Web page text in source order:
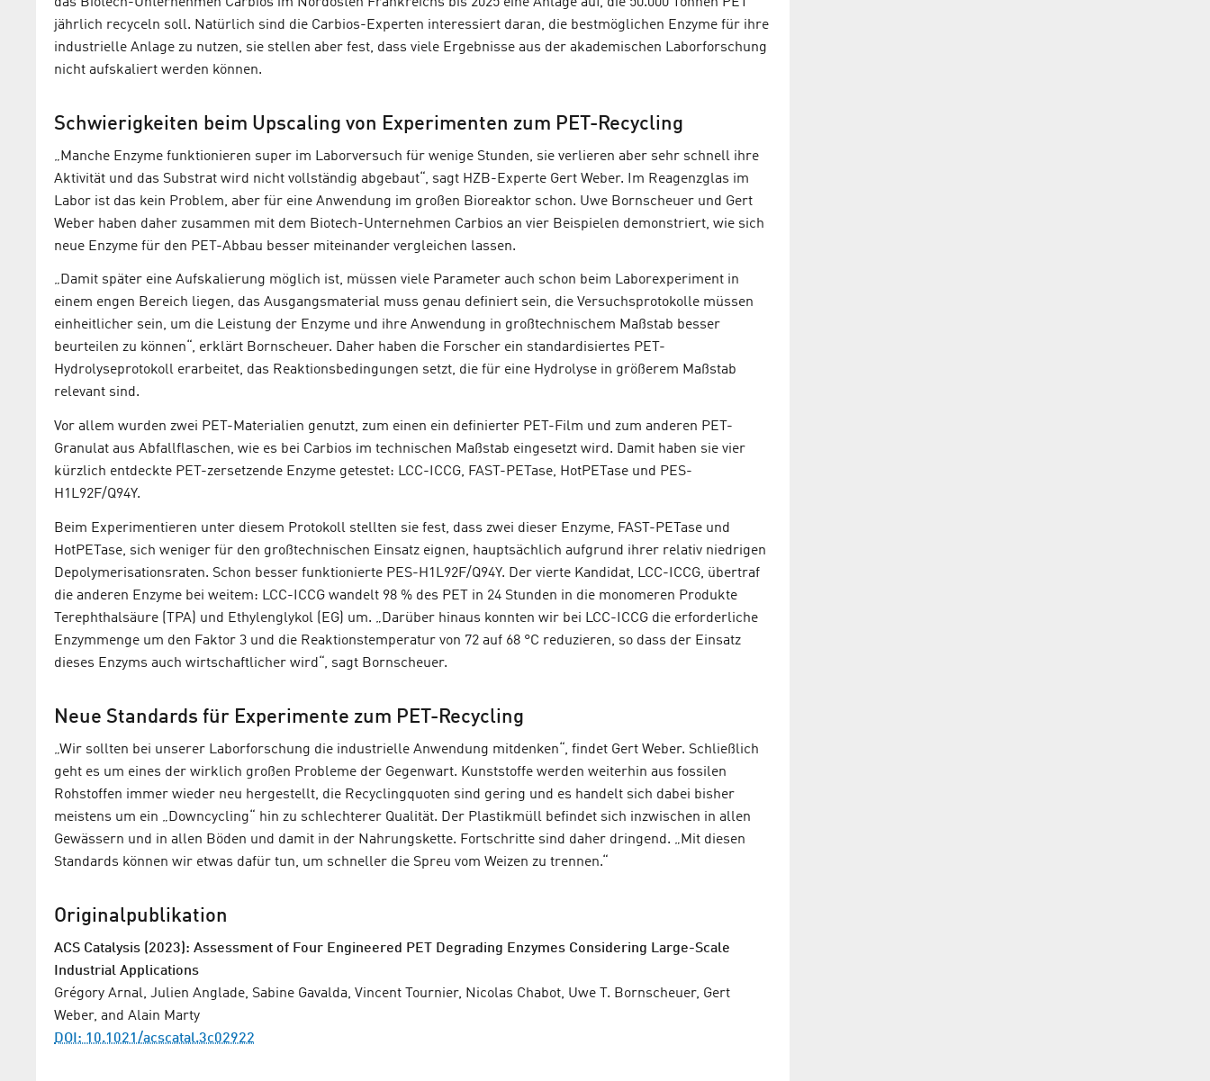
jährlich recyceln soll. Natürlich sind die Carbios-Experten interessiert daran, die bestmöglichen Enzyme für ihre
industrielle Anlage zu nutzen, sie stellen aber fest, dass viele Ergebnisse aus der akademischen Laborforschung
nicht aufskaliert werden können.
Schwierigkeiten beim Upscaling von Experimenten zum PET-Recycling
„Manche Enzyme funktionieren super im Laborversuch für wenige Stunden, sie verlieren aber sehr schnell ihre
Aktivität und das Substrat wird nicht vollständig abgebaut“, sagt HZB-Experte Gert Weber. Im Reagenzglas im
Labor ist das kein Problem, aber für eine Anwendung im großen Bioreaktor schon. Uwe Bornscheuer und Gert
Weber haben daher zusammen mit dem Biotech-Unternehmen Carbios an vier Beispielen demonstriert, wie sich
neue Enzyme für den PET-Abbau besser miteinander vergleichen lassen.
„Damit später eine Aufskalierung möglich ist, müssen viele Parameter auch schon beim Laborexperiment in
einem engen Bereich liegen, das Ausgangsmaterial muss genau definiert sein, die Versuchsprotokolle müssen
einheitlicher sein, um die Leistung der Enzyme und ihre Anwendung in großtechnischem Maßstab besser
beurteilen zu können“, erklärt Bornscheuer. Daher haben die Forscher ein standardisiertes PET-
Hydrolyseprotokoll erarbeitet, das Reaktionsbedingungen setzt, die für eine Hydrolyse in größerem Maßstab
relevant sind.
Vor allem wurden zwei PET-Materialien genutzt, zum einen ein definierter PET-Film und zum anderen PET-
Granulat aus Abfallflaschen, wie es bei Carbios im technischen Maßstab eingesetzt wird. Damit haben sie vier
kürzlich entdeckte PET-zersetzende Enzyme getestet: LCC-ICCG, FAST-PETase, HotPETase und PES-
H1L92F/Q94Y.
Beim Experimentieren unter diesem Protokoll stellten sie fest, dass zwei dieser Enzyme, FAST-PETase und
HotPETase, sich weniger für den großtechnischen Einsatz eignen, hauptsächlich aufgrund ihrer relativ niedrigen
Depolymerisationsraten. Schon besser funktionierte PES-H1L92F/Q94Y. Der vierte Kandidat, LCC-ICCG, übertraf
die anderen Enzyme bei weitem: LCC-ICCG wandelt 98 % des PET in 24 Stunden in die monomeren Produkte
Terephthalsäure (TPA) und Ethylenglykol (EG) um. „Darüber hinaus konnten wir bei LCC-ICCG die erforderliche
Enzymmenge um den Faktor 3 und die Reaktionstemperatur von 72 auf 68 °C reduzieren, so dass der Einsatz
dieses Enzyms auch wirtschaftlicher wird“, sagt Bornscheuer.
Neue Standards für Experimente zum PET-Recycling
„Wir sollten bei unserer Laborforschung die industrielle Anwendung mitdenken“, findet Gert Weber. Schließlich
geht es um eines der wirklich großen Probleme der Gegenwart. Kunststoffe werden weiterhin aus fossilen
Rohstoffen immer wieder neu hergestellt, die Recyclingquoten sind gering und es handelt sich dabei bisher
meistens um ein „Downcycling“ hin zu schlechterer Qualität. Der Plastikmüll befindet sich inzwischen in allen
Gewässern und in allen Böden und damit in der Nahrungskette. Fortschritte sind daher dringend. „Mit diesen
Standards können wir etwas dafür tun, um schneller die Spreu vom Weizen zu trennen.“
Originalpublikation
ACS Catalysis (2023): Assessment of Four Engineered PET Degrading Enzymes Considering Large-Scale
Industrial Applications
Grégory Arnal, Julien Anglade, Sabine Gavalda, Vincent Tournier, Nicolas Chabot, Uwe T. Bornscheuer, Gert
Weber, and Alain Marty
DOI: 10.1021/acscatal.3c02922